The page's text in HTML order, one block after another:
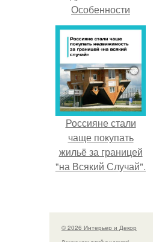
Особенности
установки
Россияне стали
чаще покупать
жильё за границей
"на Всякий Случай".
© 2026 Интерьер и Декор